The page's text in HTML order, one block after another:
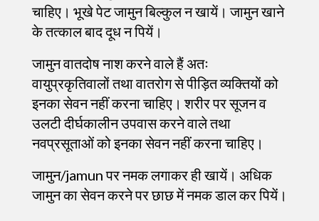
चाहिए। भूखे पेट जामुन बिल्कुल न खायें। जामुन खाने
के तत्काल बाद दूध न पियें।
जामुन वातदोष नाश करने वाले हैं अतः
वायुप्रकृतिवालों तथा वातरोग से पीड़ित व्यक्तियों को
इनका सेवन नहीं करना चाहिए। शरीर पर सूजन व
उलटी दीर्घकालीन उपवास करने वाले तथा
नवप्रसूताओं को इनका सेवन नहीं करना चाहिए।
जामुन/jamun पर नमक लगाकर ही खायें। अधिक
जामुन का सेवन करने पर छाछ में नमक डाल कर पियें।